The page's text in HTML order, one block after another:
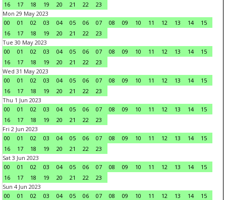
16
17 18 19 20 21 22
23
Mon 29 May 2023
00
01 02 03 04 05 06 07 08 09 10 11 12 13 14
15
16
17 18 19 20 21 22
23
Tue 30 May 2023
00
01 02 03 04 05 06 07 08 09 10 11 12 13 14
15
16
17 18 19 20 21 22
23
Wed 31 May 2023
00
01 02 03 04 05 06 07 08 09 10 11 12 13 14
15
16
17 18 19 20 21 22
23
Thu 1 Jun 2023
00
01 02 03 04 05 06 07 08 09 10 11 12 13 14
15
16
17 18 19 20 21 22
23
Fri 2 Jun 2023
00
01 02 03 04 05 06 07 08 09 10 11 12 13 14
15
16
17 18 19 20 21 22
23
Sat 3 Jun 2023
00
01 02 03 04 05 06 07 08 09 10 11 12 13 14
15
16
17 18 19 20 21 22
23
Sun 4 Jun 2023
00
01 02 03 04 05 06 07 08 09 10 11 12 13 14
15